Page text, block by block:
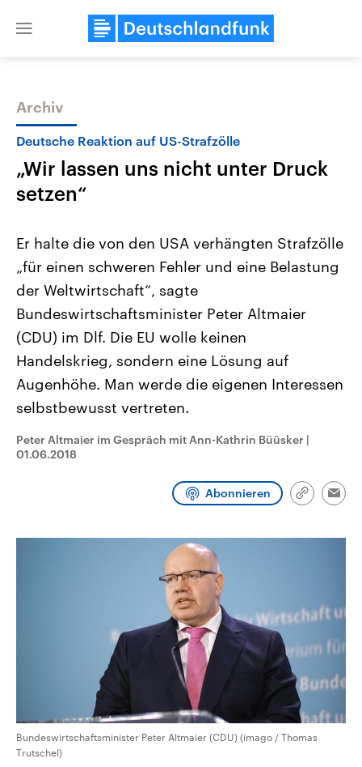
Close
Themen
Landtagswahl Sachsen-Anhalt
2026
Alle Informationen
Sachsen-Anhalt wählt am 6.
September 2026 einen neuen
Landtag. Seit 2021 wird das
Bundesland von einer Koalition aus
CDU, SPD und FDP regiert.-
Umfragen, Prognosen,
Wahlprogramme, aktuelle Berichte
und Hintergründe zu den Parteien
Wahl.
Hintergründe
Wirtschaftlich und
gehören die Vereinigten
den mächtigsten Ländern
mit großem Einfluss auf
aktuelle Weltgeschehen.
Sendungen Programm
Audio-Archiv
Archiv
Deutsche Reaktion auf US-Strafzölle
„Wir lassen uns nicht unter Druck
setzen“
Er halte die von den USA verhängten Strafzölle
„für einen schweren Fehler und eine Belastung
der Weltwirtschaft“, sagte
Bundeswirtschaftsminister Peter Altmaier
(CDU) im Dlf. Die EU wolle keinen
Handelskrieg, sondern eine Lösung auf
Augenhöhe. Man werde die eigenen Interessen
selbstbewusst vertreten.
Peter Altmaier im Gespräch mit Ann-Kathrin Büüsker |
01.06.2018
Abonnieren
Link
Bundeswirtschaftsminister Peter Altmaier (CDU) (imago / Thomas
Trutschel)